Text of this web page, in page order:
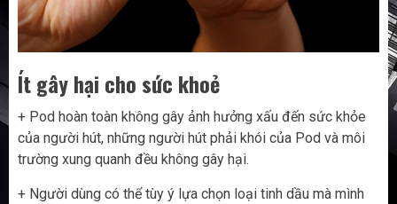
Ít gây hại cho sức khoẻ
+ Pod hoàn toàn không gây ảnh hưởng xấu đến sức khỏe
của người hút, những người hút phải khói của Pod và môi
trường xung quanh đều không gây hại.
+ Người dùng có thể tùy ý lựa chọn loại tinh dầu mà mình